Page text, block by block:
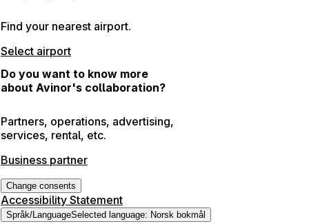
Find your nearest airport.
Select airport
Do you want to know more
about Avinor's collaboration?
Partners, operations, advertising,
services, rental, etc.
Business partner
Change consents
Accessibility Statement
Språk/LanguageSelected language: Norsk bokmål